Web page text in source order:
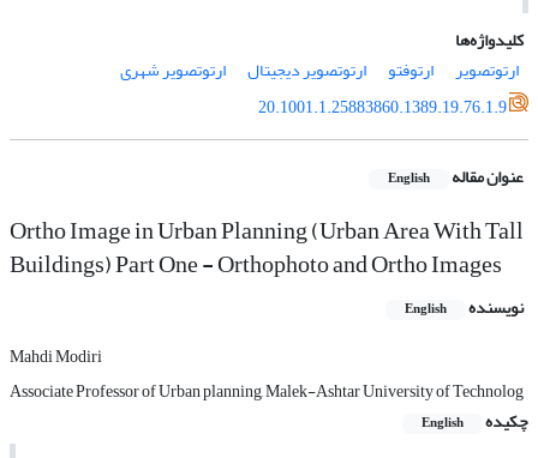
کلیدواژه‌ها
ارتوتصویر
ارتوفتو ارتوتصویر دیجیتال
ارتوتصویر شهرى
20.1001.1.25883860.1389.19.76.1.9
عنوان مقاله English
Ortho Image in Urban Planning (Urban Area With Tall
Buildings) Part One - Orthophoto and Ortho Images
نویسنده English
Mahdi Modiri
Associate Professor of Urban planning, Malek-Ashtar University of Technolog
چکیده
English